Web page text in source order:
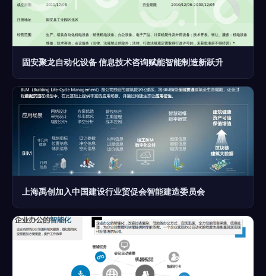
固安聚龙自动化设备 信息技术咨询赋能智能制造新跃升
上海禹创加入中国建设行业贸促会智能建造委员会